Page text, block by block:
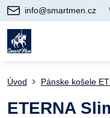
info@smartmen.cz
Úvod Pánske košele
ETERNA